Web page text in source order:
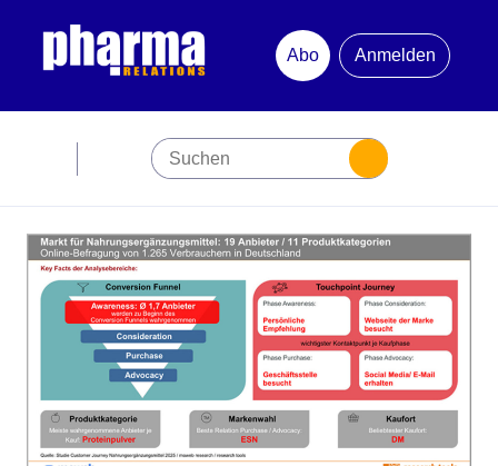
Abo
Anmelden
Premiumpartner
Jubiläum
Newsletter
Mediadaten